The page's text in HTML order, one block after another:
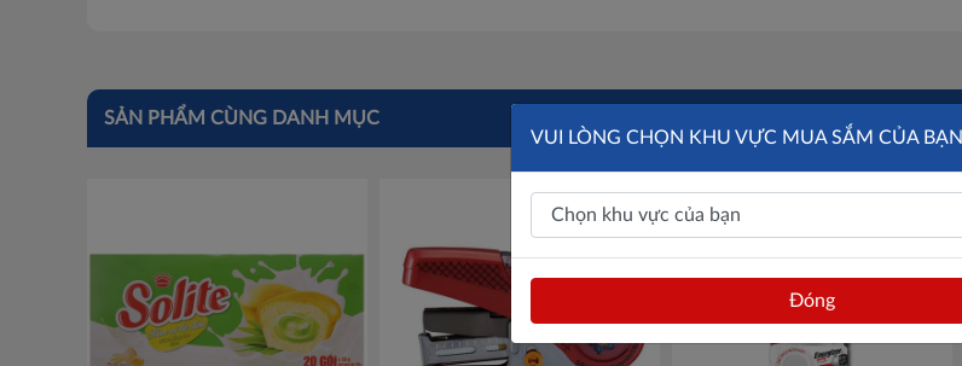
SẢN PHẨM CÙNG DANH MỤC
VUI LÒNG CHỌN KHU VỰC MUA SẮM CỦA BẠN
Đóng